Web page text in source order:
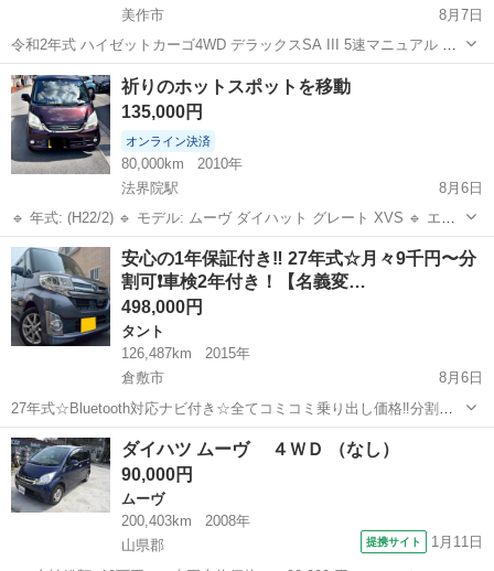
美作市
8月7日
令和2年式 ハイゼットカーゴ4WD デラックスSA III 5速マニュアル 走
行距離46,900キロ 車検R8年11月12日 フロントパワーウィンドウ キー
レス スマートアシストIII 外観は前後バンパーや左スライドドアにキ...
岡山 美作市 ハイゼット
祈りのホットスポットを移動
135,000円
オンライン決済
80,000km
2010年
法界院駅
8月6日
🔹 年式: (H22/2) 🔹 モデル: ムーヴ ダイハット グレート XVS 🔹 エン
ジン: 660cc / ガソリン 🔹 トランスミッション: IAT (オートマチック)
🔹 駆動方式: 2WD 🔹 走行距離: 80,0...
岡山 岡山市 法界院駅 ダイハツ 令和
安心の1年保証付き‼️ 27年式☆月々9千円〜分
割可❗️車検2年付き！【名義変…
498,000円
タント
126,487km
2015年
倉敷市
8月6日
27年式☆Bluetooth対応ナビ付き☆全てコミコミ乗り出し価格‼️分割可❗️
車検2年付き！【名義変更代込み】広い車内！大人気‼️ダイハツ タント
カスタム X SA2☆Bluetooth対応ナビ付き☆走行中DVD見れます...
岡山 倉敷市 タント 走行距離
ダイハツ ムーヴ ４ＷＤ （なし）
90,000円
ムーヴ
200,403km
2008年
山県郡
提携サイト 1月11日